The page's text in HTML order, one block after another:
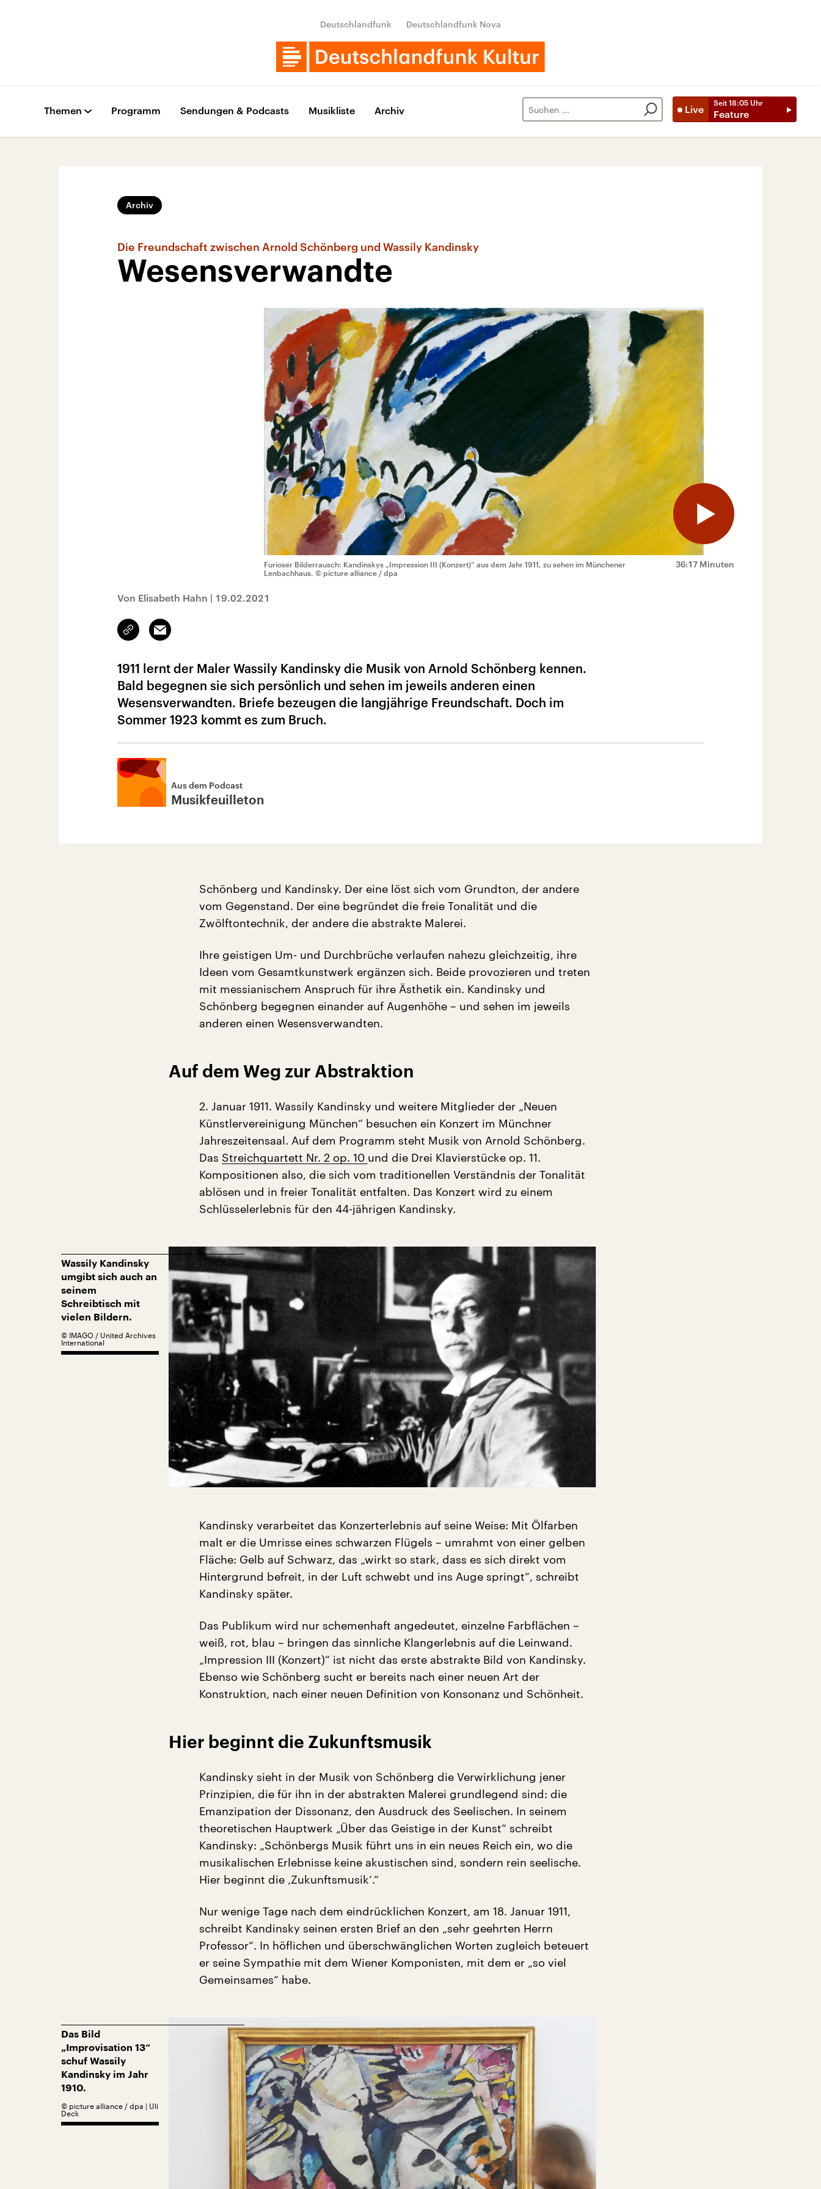
Deutschlandfunk Deutschlandfunk Nova
Live
Seit 18:05 Uhr
Feature
Themen Programm Sendungen & Podcasts Musikliste Archiv
Archiv
Die Freundschaft zwischen Arnold Schönberg und Wassily Kandinsky
Wesensverwandte
36:17 Minuten
Furioser Bilderrausch: Kandinskys „Impression III (Konzert)“ aus dem Jahr 1911, zu sehen im Münchener
Lenbachhaus. © picture alliance / dpa
Von Elisabeth Hahn | 19.02.2021
Link
kopieren/teilen
Email
1911 lernt der Maler Wassily Kandinsky die Musik von Arnold Schönberg kennen.
Bald begegnen sie sich persönlich und sehen im jeweils anderen einen
Wesensverwandten. Briefe bezeugen die langjährige Freundschaft. Doch im
Sommer 1923 kommt es zum Bruch.
Aus dem Podcast
Musikfeuilleton
Schönberg und Kandinsky. Der eine löst sich vom Grundton, der andere
vom Gegenstand. Der eine begründet die freie Tonalität und die
Zwölftontechnik, der andere die abstrakte Malerei.
Ihre geistigen Um- und Durchbrüche verlaufen nahezu gleichzeitig, ihre
Ideen vom Gesamtkunstwerk ergänzen sich. Beide provozieren und treten
mit messianischem Anspruch für ihre Ästhetik ein. Kandinsky und
Schönberg begegnen einander auf Augenhöhe – und sehen im jeweils
anderen einen Wesensverwandten.
Auf dem Weg zur Abstraktion
2. Januar 1911. Wassily Kandinsky und weitere Mitglieder der „Neuen
Künstlervereinigung München“ besuchen ein Konzert im Münchner
Jahreszeitensaal. Auf dem Programm steht Musik von Arnold Schönberg.
Das Streichquartett Nr. 2 op. 10 und die Drei Klavierstücke op. 11.
Kompositionen also, die sich vom traditionellen Verständnis der Tonalität
ablösen und in freier Tonalität entfalten. Das Konzert wird zu einem
Schlüsselerlebnis für den 44-jährigen Kandinsky.
Wassily Kandinsky
umgibt sich auch an
seinem
Schreibtisch mit
vielen Bildern.
© IMAGO / United Archives
International
Kandinsky verarbeitet das Konzerterlebnis auf seine Weise: Mit Ölfarben
malt er die Umrisse eines schwarzen Flügels – umrahmt von einer gelben
Fläche: Gelb auf Schwarz, das „wirkt so stark, dass es sich direkt vom
Hintergrund befreit, in der Luft schwebt und ins Auge springt“, schreibt
Kandinsky später.
Das Publikum wird nur schemenhaft angedeutet, einzelne Farbflächen –
weiß, rot, blau – bringen das sinnliche Klangerlebnis auf die Leinwand.
„Impression III (Konzert)“ ist nicht das erste abstrakte Bild von Kandinsky.
Ebenso wie Schönberg sucht er bereits nach einer neuen Art der
Konstruktion, nach einer neuen Definition von Konsonanz und Schönheit.
Hier beginnt die Zukunftsmusik
Kandinsky sieht in der Musik von Schönberg die Verwirklichung jener
Prinzipien, die für ihn in der abstrakten Malerei grundlegend sind: die
Emanzipation der Dissonanz, den Ausdruck des Seelischen. In seinem
theoretischen Hauptwerk „Über das Geistige in der Kunst“ schreibt
Kandinsky: „Schönbergs Musik führt uns in ein neues Reich ein, wo die
musikalischen Erlebnisse keine akustischen sind, sondern rein seelische.
Hier beginnt die ‚Zukunftsmusik‘.“
Nur wenige Tage nach dem eindrücklichen Konzert, am 18. Januar 1911,
schreibt Kandinsky seinen ersten Brief an den „sehr geehrten Herrn
Professor“. In höflichen und überschwänglichen Worten zugleich beteuert
er seine Sympathie mit dem Wiener Komponisten, mit dem er „so viel
Gemeinsames“ habe.
Das Bild
„Improvisation 13“
schuf Wassily
Kandinsky im Jahr
1910.
© picture alliance / dpa | Uli
Deck